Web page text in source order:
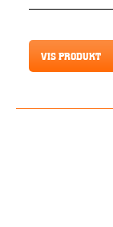
VIS PRODUKT